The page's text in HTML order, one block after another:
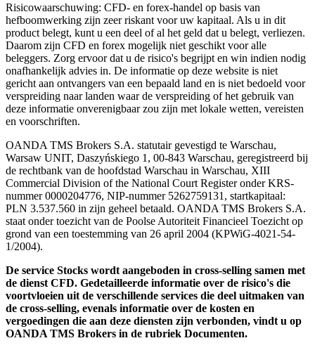
Risicowaarschuwing: CFD- en forex-handel op basis van
hefboomwerking zijn zeer riskant voor uw kapitaal. Als u in dit
product belegt, kunt u een deel of al het geld dat u belegt, verliezen.
Daarom zijn CFD en forex mogelijk niet geschikt voor alle
beleggers. Zorg ervoor dat u de risico's begrijpt en win indien nodig
onafhankelijk advies in. De informatie op deze website is niet
gericht aan ontvangers van een bepaald land en is niet bedoeld voor
verspreiding naar landen waar de verspreiding of het gebruik van
deze informatie onverenigbaar zou zijn met lokale wetten, vereisten
en voorschriften.
OANDA TMS Brokers S.A. statutair gevestigd te Warschau,
Warsaw UNIT, Daszyńskiego 1, 00-843 Warschau, geregistreerd bij
de rechtbank van de hoofdstad Warschau in Warschau, XIII
Commercial Division of the National Court Register onder KRS-
nummer 0000204776, NIP-nummer 5262759131, startkapitaal:
PLN 3.537.560 in zijn geheel betaald. OANDA TMS Brokers S.A.
staat onder toezicht van de Poolse Autoriteit Financieel Toezicht op
grond van een toestemming van 26 april 2004 (KPWiG-4021-54-
1/2004).
De service Stocks wordt aangeboden in cross-selling samen met
de dienst CFD. Gedetailleerde informatie over de risico's die
voortvloeien uit de verschillende services die deel uitmaken van
de cross-selling, evenals informatie over de kosten en
vergoedingen die aan deze diensten zijn verbonden, vindt u op
OANDA TMS Brokers in de rubriek Documenten.